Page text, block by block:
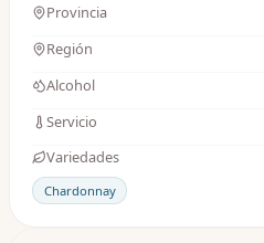
Provincia
Región
Alcohol
Servicio
Variedades
Chardonnay